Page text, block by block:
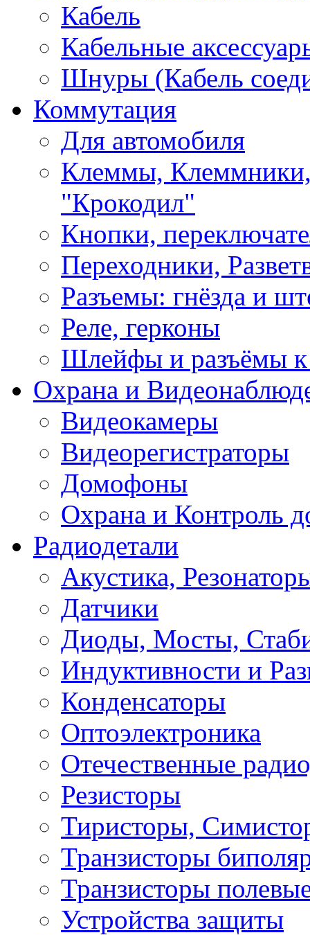
Кабель
Кабельные
Шнуры (Кабель
Коммутация
Для автомобиля
Клеммы,
"Крокодил"
Кнопки,
Переходники,
Разъемы: гнёзда и
Реле, герконы
Шлейфы и разъёмы
Охрана и
Видеокамеры
Видеорегистраторы
Домофоны
Охрана и Контроль
Радиодетали
Акустика,
Датчики
Диоды, Мосты,
Индуктивности и
Конденсаторы
Оптоэлектроника
Отечественные
Резисторы
Тиристоры,
Транзисторы
Транзисторы
Устройства защиты